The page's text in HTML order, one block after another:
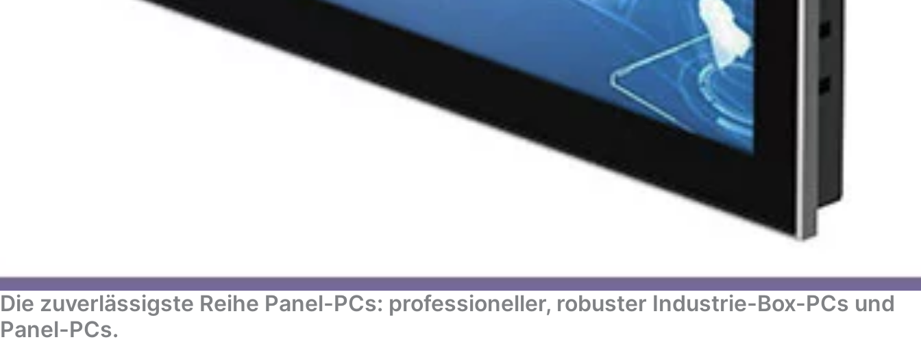
Die zuverlässigste Reihe Panel-PCs: professioneller, robuster Industrie-Box-PCs und
Panel-PCs.